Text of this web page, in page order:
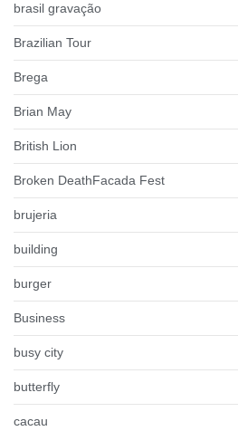
brasil gravação
Brazilian Tour
Brega
Brian May
British Lion
Broken DeathFacada Fest
brujeria
building
burger
Business
busy city
butterfly
cacau